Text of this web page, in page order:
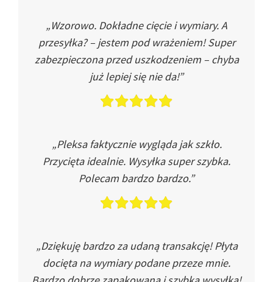
„Wzorowo. Dokładne cięcie i wymiary. A
przesyłka? – jestem pod wrażeniem! Super
zabezpieczona przed uszkodzeniem – chyba
już lepiej się nie da!”
„Pleksa faktycznie wygląda jak szkło.
Przycięta idealnie. Wysyłka super szybka.
Polecam bardzo bardzo.”
„Dziękuję bardzo za udaną transakcję! Płyta
docięta na wymiary podane przeze mnie.